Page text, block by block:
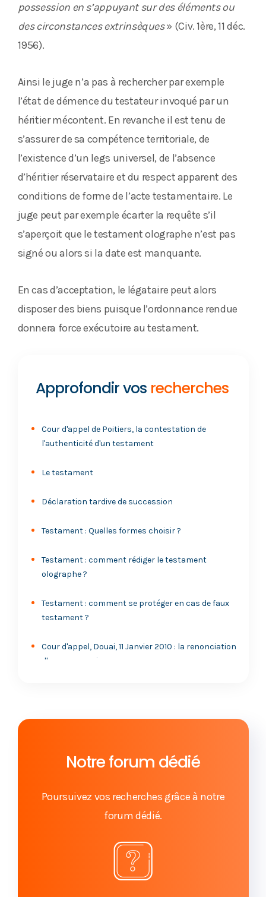
possession en s’appuyant sur des éléments ou
des circonstances extrinsèques» (Civ. 1ère, 11 déc.
1956).
Ainsi le juge n’a pas à rechercher par exemple
l’état de démence du testateur invoqué par un
héritier mécontent. En revanche il est tenu de
s’assurer de sa compétence territoriale, de
l’existence d’un legs universel, de l’absence
d’héritier réservataire et du respect apparent des
conditions de forme de l’acte testamentaire. Le
juge peut par exemple écarter la requête s’il
s’aperçoit que le testament olographe n’est pas
signé ou alors si la date est manquante.
En cas d’acceptation, le légataire peut alors
disposer des biens puisque l’ordonnance rendue
donnera force exécutoire au testament.
Approfondir vos recherches
Cour d'appel de Poitiers, la contestation de
l'authenticité d'un testament
Le testament
Déclaration tardive de succession
Testament : Quelles formes choisir ?
Testament : comment rédiger le testament
olographe ?
Testament : comment se protéger en cas de faux
testament ?
Cour d'appel, Douai, 11 Janvier 2010 : la renonciation
d'une succession
insanité d'esprit
Héritiers : comment obtenir la nullité du
Agir en nullité du testament pour insanité d'esprit
Notre forum dédié
Poursuivez vos recherches grâce à notre
forum dédié.